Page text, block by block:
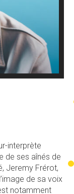
interprète
de ses aînés de
Jeremy Frérot,
de sa voix
notamment